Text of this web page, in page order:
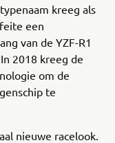
kreeg als
een
van de YZF-R1
2018 kreeg de
om de
te
nieuwe racelook.